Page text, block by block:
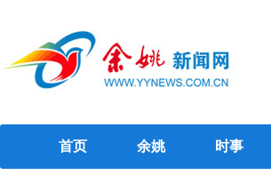
首页 余姚 时事